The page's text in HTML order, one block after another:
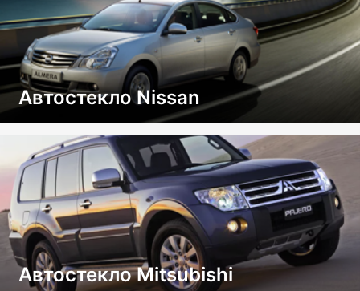
Автостекло Nissan
Автостекло Mitsubishi